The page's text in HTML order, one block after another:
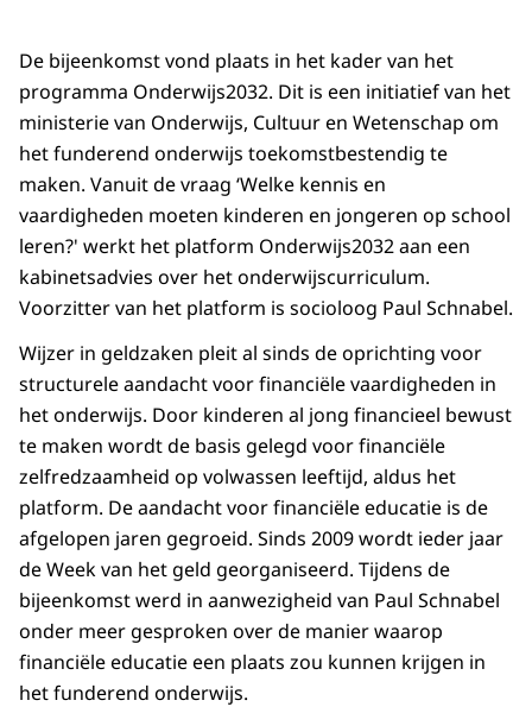
De bijeenkomst vond plaats in het kader van het
programma Onderwijs2032. Dit is een initiatief van het
ministerie van Onderwijs, Cultuur en Wetenschap om
het funderend onderwijs toekomstbestendig te
maken. Vanuit de vraag ‘Welke kennis en
vaardigheden moeten kinderen en jongeren op school
leren?' werkt het platform Onderwijs2032 aan een
kabinetsadvies over het onderwijscurriculum.
Voorzitter van het platform is socioloog Paul Schnabel.
Wijzer in geldzaken pleit al sinds de oprichting voor
structurele aandacht voor financiële vaardigheden in
het onderwijs. Door kinderen al jong financieel bewust
te maken wordt de basis gelegd voor financiële
zelfredzaamheid op volwassen leeftijd, aldus het
platform. De aandacht voor financiële educatie is de
afgelopen jaren gegroeid. Sinds 2009 wordt ieder jaar
de Week van het geld georganiseerd. Tijdens de
bijeenkomst werd in aanwezigheid van Paul Schnabel
onder meer gesproken over de manier waarop
financiële educatie een plaats zou kunnen krijgen in
het funderend onderwijs.